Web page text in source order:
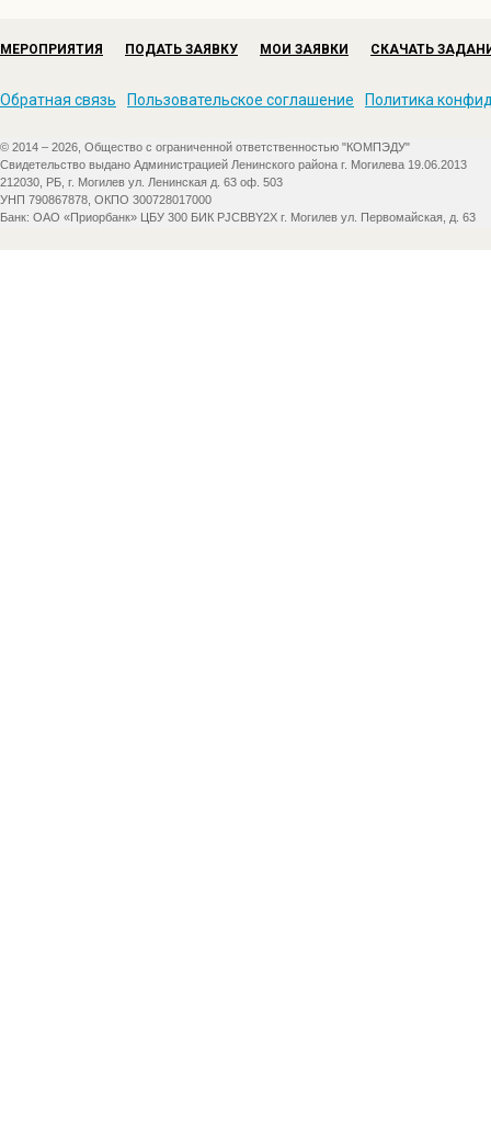
МЕРОПРИЯТИЯ ПОДАТЬ ЗАЯВКУ МОИ ЗАЯВКИ СКАЧАТЬ
Обратная связь Пользовательское соглашение Политика
© 2014 – 2026, Общество с ограниченной ответственностью "КОМПЭДУ"
Свидетельство выдано Администрацией Ленинского района г. Могилева 19.06.2013
212030, РБ, г. Могилев ул. Ленинская д. 63 оф. 503
УНП 790867878, ОКПО 300728017000
Банк: ОАО «Приорбанк» ЦБУ 300 БИК PJCBBY2X г. Могилев ул. Первомайская, д. 63